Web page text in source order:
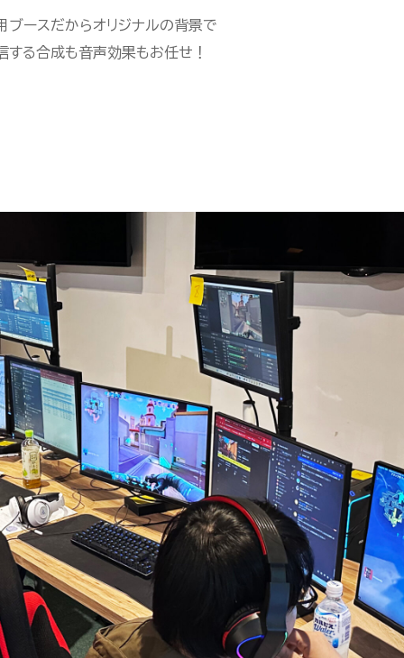
ブースだからオリジナルの背景で
する合成も音声効果もお任せ！